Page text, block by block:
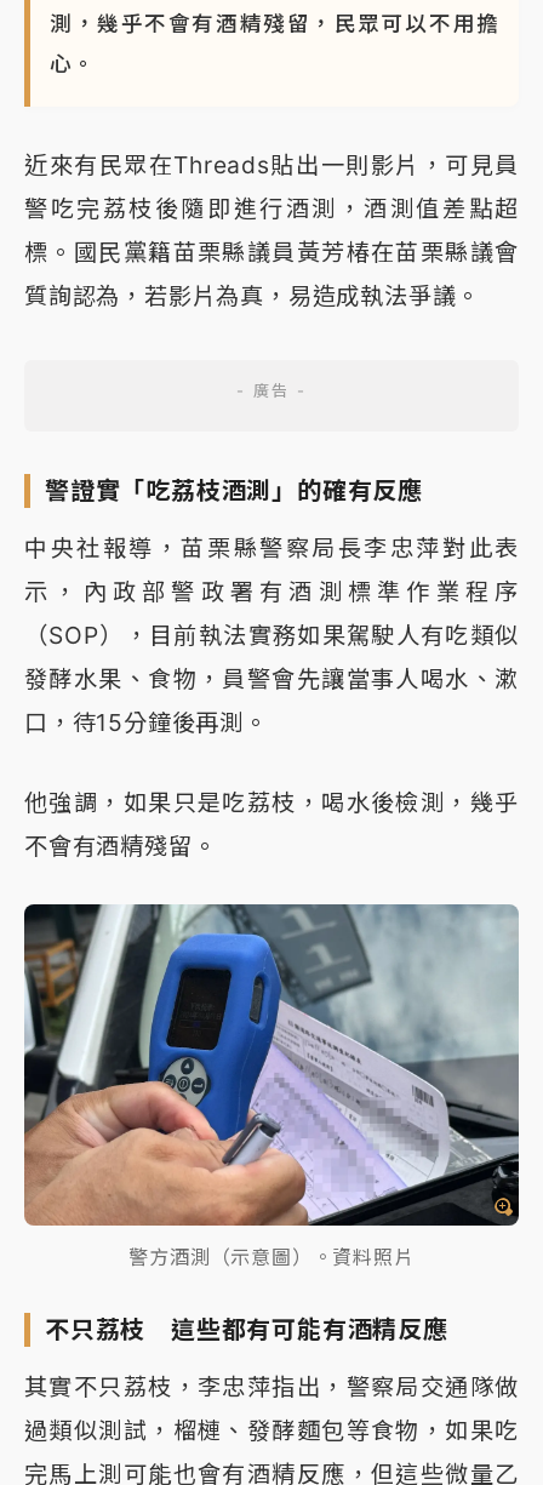
測，幾乎不會有酒精殘留，民眾可以不用擔
心。
近來有民眾在Threads貼出一則影片，可見員
警吃完荔枝後隨即進行酒測，酒測值差點超
標。國民黨籍苗栗縣議員黃芳椿在苗栗縣議會
質詢認為，若影片為真，易造成執法爭議。
警證實「吃荔枝酒測」的確有反應
中央社報導，苗栗縣警察局長李忠萍對此表
示，內政部警政署有酒測標準作業程序
（SOP），目前執法實務如果駕駛人有吃類似
發酵水果、食物，員警會先讓當事人喝水、漱
口，待15分鐘後再測。
他強調，如果只是吃荔枝，喝水後檢測，幾乎
不會有酒精殘留。
警方酒測（示意圖）。資料照片
不只荔枝 這些都有可能有酒精反應
其實不只荔枝，李忠萍指出，警察局交通隊做
過類似測試，榴槤、發酵麵包等食物，如果吃
完馬上測可能也會有酒精反應，但這些微量乙